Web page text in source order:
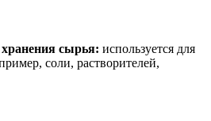
сырья: используется для
соли, растворителей,